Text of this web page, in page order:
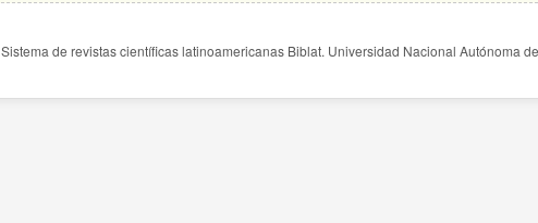
Sistema de revistas científicas latinoamericanas Biblat. Universidad Nacional Autónoma